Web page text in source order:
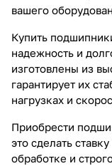
вашего
Купить
надежность и
изготовлены из
гарантирует их
нагрузках и
Приобрести
это сделать
обработке и